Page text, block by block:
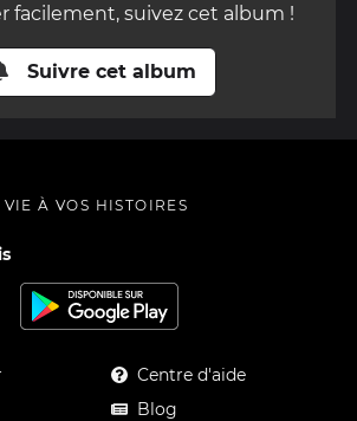
facilement, suivez cet album !
Suivre cet album
À VOS HISTOIRES
Centre d'aide
Blog